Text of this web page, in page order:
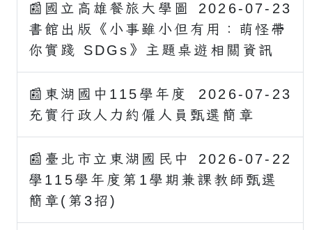
2026-07-23
📰國立高雄餐旅大學圖
書館出版《小事雖小但有用：萌怪帶
你實踐 SDGs》主題桌遊相關資訊
2026-07-23
📰東湖國中115學年度
充實行政人力約僱人員甄選簡章
2026-07-22
📰臺北市立東湖國民中
學115學年度第1學期兼課教師甄選
簡章(第3招)